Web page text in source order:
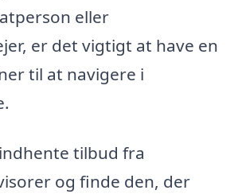
eller
er det vigtigt at have en
til at navigere i
tilbud fra
og finde den, der